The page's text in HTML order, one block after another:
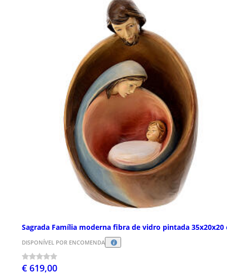
Sagrada Família moderna fibra de vidro pintada 35x20x20
DISPONÍVEL POR ENCOMENDA
€ 619,00